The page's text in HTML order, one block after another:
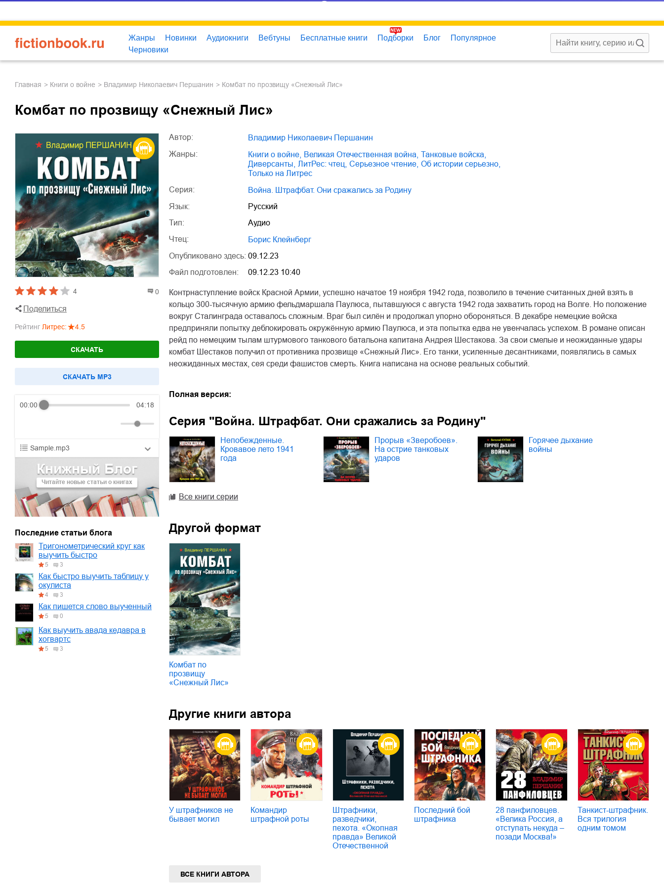
Жанры Новинки Аудиокниги Вебтуны Бесплатные книги Подборки Блог
Популярное
Черновики
Главная книги о войне Владимир Николаевич Першанин Комбат по прозвищу «Снежный Лис»
Комбат по прозвищу «Снежный Лис»
4 0
Поделиться
Рейтинг Литрес: 4.5
СКАЧАТЬ
CКАЧАТЬ MP3
00:00 04:18
Sample.mp3
01.mp3 30:10
02.mp3
03.mp3 20:00
Книжный Блог
Читайте новые статьи о книгах
Последние статьи блога
Тригонометрический круг как
выучить быстро
5 3
Как быстро выучить таблицу у
окулиста
4 3
Как пишется слово выученный
5 0
Как выучить авада кедавра в
хогвартс
5 3
Автор:
Владимир Николаевич Першанин
Жанры:
книги о войне Великая Отечественная война танковые войска
диверсанты
ЛитРес: чтец серьезное чтение об истории серьезно
только на Литрес
Серия:
Война. Штрафбат. Они сражались за Родину
Язык:
Русский
Тип:
Аудио
Чтец:
Борис Клейнберг
Опубликовано здесь: 09.12.23
Файл подготовлен:
09.12.23 10:40
Контрнаступление войск Красной Армии, успешно начатое 19 ноября 1942 года, позволило в течение считанных дней взять в
кольцо 300-тысячную армию фельдмаршала Паулюса, пытавшуюся с августа 1942 года захватить город на Волге. Но положение
вокруг Сталинграда оставалось сложным. Враг был силён и продолжал упорно обороняться. В декабре немецкие войска
предприняли попытку деблокировать окружённую армию Паулюса, и эта попытка едва не увенчалась успехом. В романе описан
рейд по немецким тылам штурмового танкового батальона капитана Андрея Шестакова. За свои смелые и неожиданные удары
комбат Шестаков получил от противника прозвище «Снежный Лис». Его танки, усиленные десантниками, появлялись в самых
неожиданных местах, сея среди фашистов смерть. Книга написана на основе реальных событий.
Полная версия:
Серия "Война. Штрафбат. Они сражались за Родину"
Непобежденные.
Кровавое лето 1941
года
Прорыв «Зверобоев».
На острие танковых
ударов
Горячее дыхание
войны
Все книги серии
Другой формат
Комбат по
прозвищу
«Снежный Лис»
Другие книги автора
У штрафников не
бывает могил
Командир
штрафной роты
Штрафники,
разведчики,
пехота. «Окопная
правда» Великой
Отечественной
Последний бой
штрафника
28 панфиловцев.
«Велика Россия, а
отступать некуда –
позади Москва!»
Танкист-штрафник.
Вся трилогия
одним томом
ВСЕ КНИГИ АВТОРА